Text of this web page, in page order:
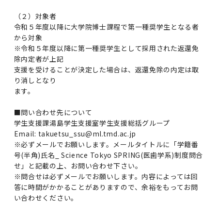
（２）対象者
令和５年度以降に大学院博士課程で第一種奨学生となる者
から対象
※令和５年度以降に第一種奨学生として採用された返還免
除内定者が上記
支援を受けることが決定した場合は、返還免除の内定は取
り消しとなり
ます。
■問い合わせ先について
学生支援課湯島学生支援室学生支援総括グループ
Email: takuetsu_ssu@ml.tmd.ac.jp
※必ずメールでお願いします。メールタイトルに「学籍番
号(半角)氏名_ Science Tokyo SPRING(医歯学系)制度問合
せ」と記載の上、お問い合わせ下さい。
※問合せは必ずメールでお願いします。内容によっては回
答に時間がかかることがありますので、余裕をもってお問
い合わせください。